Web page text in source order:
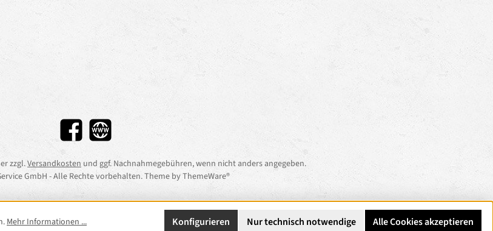
FacebookWebsite
zzgl.Versandkosten und ggf. Nachnahmegebühren, wenn nicht anders angegeben.
GmbH - Alle Rechte vorbehalten. Theme byThemeWare®
Mehr Informationen ... Nur technisch notwendige
Konfigurieren Alle Cookies akzeptieren